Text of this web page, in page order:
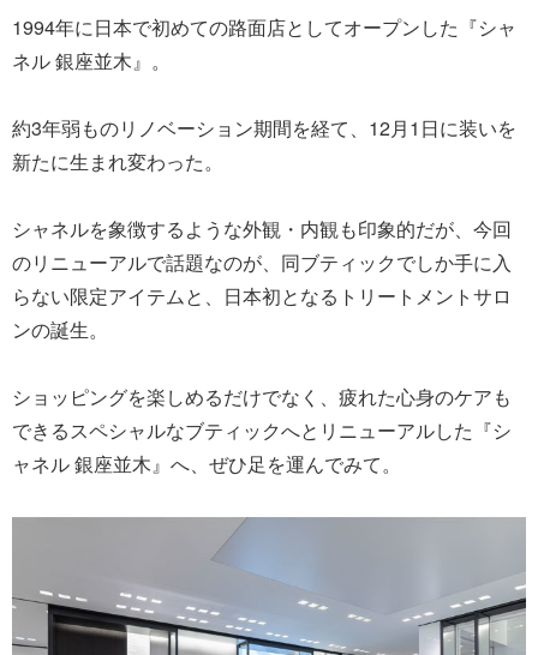
1994年に日本で初めての路面店としてオープンした『シャ
ネル 銀座並木』。
約3年弱ものリノベーション期間を経て、12月1日に装いを
新たに生まれ変わった。
シャネルを象徴するような外観・内観も印象的だが、今回
のリニューアルで話題なのが、同ブティックでしか手に入
らない限定アイテムと、日本初となるトリートメントサロ
ンの誕生。
ショッピングを楽しめるだけでなく、疲れた心身のケアも
できるスペシャルなブティックへとリニューアルした『シ
ャネル 銀座並木』へ、ぜひ足を運んでみて。